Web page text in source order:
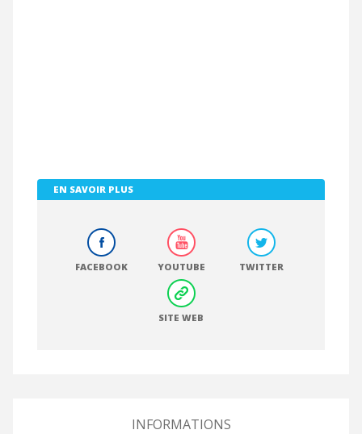
EN SAVOIR PLUS
FACEBOOK YOUTUBE TWITTER
SITE WEB
INFORMATIONS